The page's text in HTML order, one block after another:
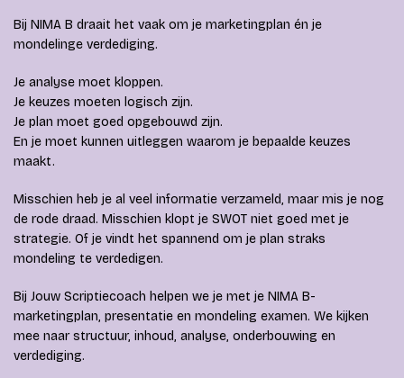
Bij NIMA B draait het vaak om je marketingplan én je
mondelinge verdediging.
Je analyse moet kloppen.
Je keuzes moeten logisch zijn.
Je plan moet goed opgebouwd zijn.
En je moet kunnen uitleggen waarom je bepaalde keuzes
maakt.
Misschien heb je al veel informatie verzameld, maar mis je nog
de rode draad. Misschien klopt je SWOT niet goed met je
strategie. Of je vindt het spannend om je plan straks
mondeling te verdedigen.
Bij Jouw Scriptiecoach helpen we je met je NIMA B-
marketingplan, presentatie en mondeling examen. We kijken
mee naar structuur, inhoud, analyse, onderbouwing en
verdediging.